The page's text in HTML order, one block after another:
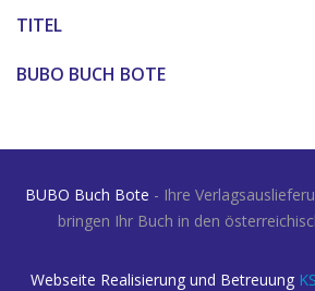
TITEL
BUBO BUCH BOTE
BUBO Buch Bote - Ihre
bringen Ihr Buch in den
Webseite Realisierung und Betreuung